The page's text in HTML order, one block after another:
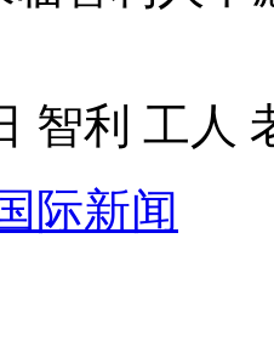
判刑？
智利 工人
际新闻